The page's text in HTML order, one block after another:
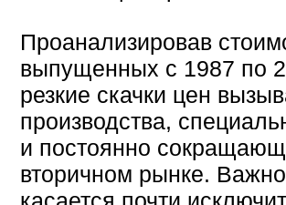
Проанализировав
выпущенных с 1987 по
резкие скачки цен
производства,
и постоянно
вторичном рынке.